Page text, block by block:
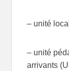
– unité
– unité
arrivants